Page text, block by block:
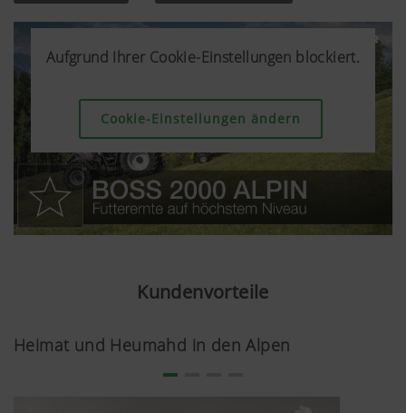
Aufgrund Ihrer Cookie-Einstellungen blockiert.
Cookie-Einstellungen ändern
Aufgrund Ihrer Cookie-Einstellungen blockiert.
Cookie-Einstellungen ändern
Aufgrund Ihrer Cookie-Einstellungen blockiert.
Cookie-Einstellungen ändern
Kundenvorteile
Heimat und Heumahd in den Alpen